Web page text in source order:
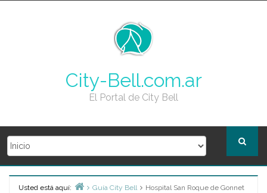
City-Bell.com.ar
El Portal de City Bell
Usted está aquí:
Guía City Bell Hospital San Roque de Gonnet